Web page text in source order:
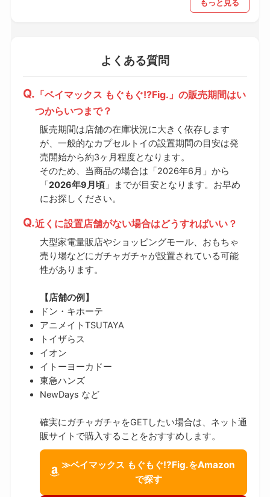
もっと見る
よくある質問
「ベイマックス もぐもぐ!?Fig.」の販売期間はい
つからいつまで？
販売期間は店舗の在庫状況に大きく依存します
が、一般的なカプセルトイの設置期間の目安は発
売開始から約3ヶ月程度となります。
そのため、当商品の場合は「2026年6月」から
「2026年9月頃」までが目安となります。お早め
にお探しください。
近くに設置店舗がない場合はどうすればいい？
大型家電量販店やショッピングモール、おもちゃ
売り場などにガチャガチャが設置されている可能
性があります。
【店舗の例】
ドン・キホーテ
アニメイトTSUTAYA
トイザらス
イオン
イトーヨーカドー
東急ハンズ
NewDays など
確実にガチャガチャをGETしたい場合は、ネット通
販サイトで購入することをおすすめします。
≫ベイマックス もぐもぐ!?Fig.をAmazon
で探す